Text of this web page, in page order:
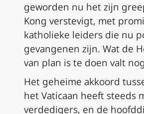
geworden nu het zijn
Kong verstevigt, met
katholieke leiders die nu
gevangenen zijn. Wat de
van plan is te doen valt
Het geheime akkoord
het Vaticaan heeft steeds
verdedigers, en de